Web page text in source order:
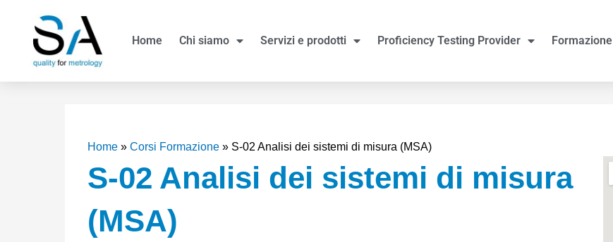
contenuto
Home Chi siamo Servizi e prodotti Proficiency Testing Provider Formazione
Home » Corsi Formazione » S-02 Analisi dei sistemi di misura (MSA)
S-02 Analisi dei sistemi di misura
(MSA)